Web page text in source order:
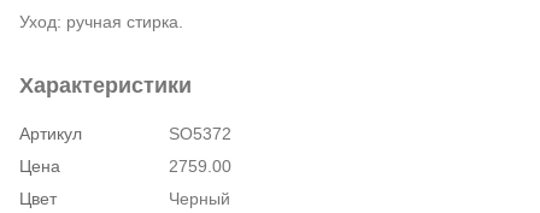
Уход: ручная стирка.
Характеристики
Артикул
SO5372
Цена
2759.00
Цвет
Черный